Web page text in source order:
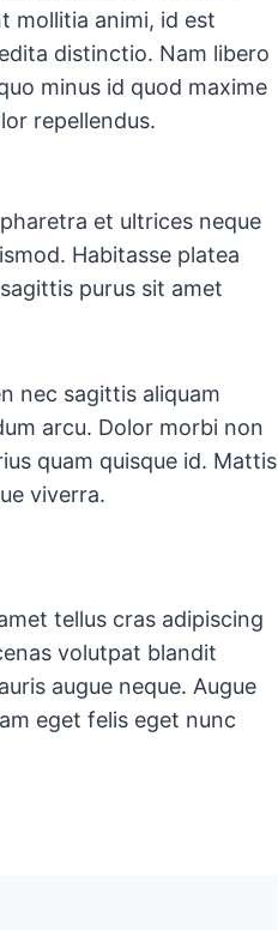
mollitia animi, id est
distinctio. Nam libero
minus id quod maxime
repellendus.
et ultrices neque
Habitasse platea
purus sit amet
nec sagittis aliquam
arcu. Dolor morbi non
quam quisque id. Mattis
viverra.
tellus cras adipiscing
volutpat blandit
augue neque. Augue
eget felis eget nunc